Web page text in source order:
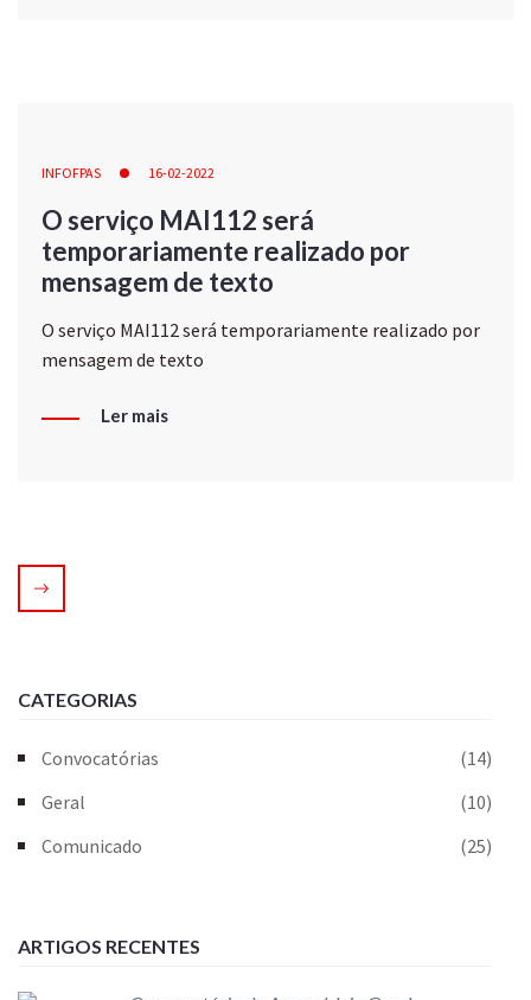
INFOFPAS 16-02-2022
O serviço MAI112 será
temporariamente realizado por
mensagem de texto
O serviço MAI112 será temporariamente realizado por
mensagem de texto
Ler mais
CATEGORIAS
Convocatórias
(14)
Geral
(10)
Comunicado
(25)
ARTIGOS RECENTES